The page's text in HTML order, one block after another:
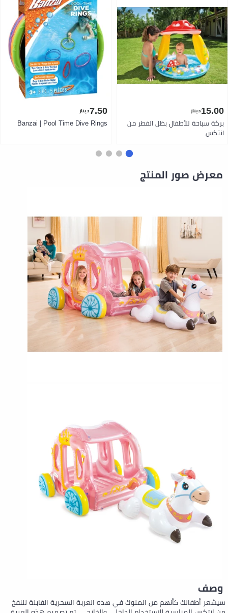
15.00دينار
بركة سباحة للأطفال بظل الفطر من
انتكس
7.50دينار
Banzai | Pool Time Dive Rings
معرض صور المنتج
وصف
سيشعر أطفالك كأنهم من الملوك في هذه العربة السحرية القابلة للنفخ